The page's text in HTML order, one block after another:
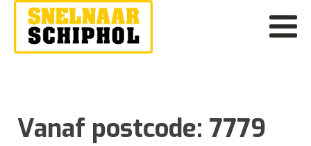
Vanaf postcode: 7779